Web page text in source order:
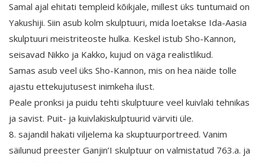
Samal ajal ehitati templeid kõikjale, millest üks tuntumaid on
Yakushiji. Siin asub kolm skulptuuri, mida loetakse Ida-Aasia
skulptuuri meistriteoste hulka. Keskel istub Sho-Kannon,
seisavad Nikko ja Kakko, kujud on väga realistlikud.
Samas asub veel üks Sho-Kannon, mis on hea näide tolle
ajastu ettekujutusest inimkeha ilust.
Peale pronksi ja puidu tehti skulptuure veel kuivlaki tehnikas
ja savist. Puit- ja kuivlakiskulptuurid värviti üle.
8. sajandil hakati viljelema ka skuptuurportreed. Vanim
säilunud preester Ganjin’I skulptuur on valmistatud 763.a. ja